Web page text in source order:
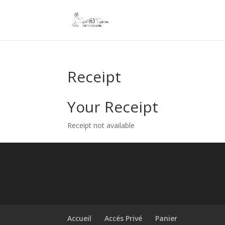
Receipt
Your Receipt
Receipt not available
Accueil Accés Privé Panier